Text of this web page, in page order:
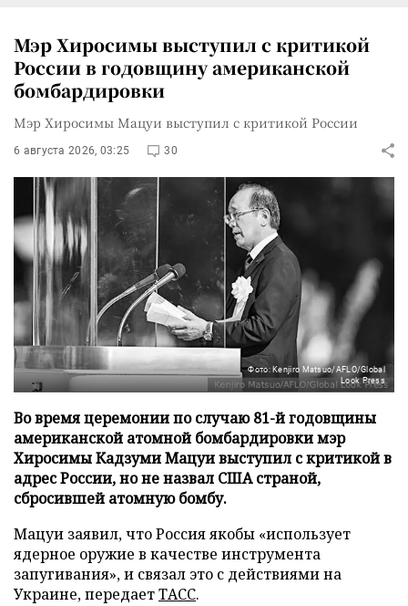
Мэр Хиросимы выступил с критикой
России в годовщину американской
бомбардировки
Мэр Хиросимы Мацуи выступил с критикой России
6 августа 2026, 03:25 30
Фото: Kenjiro Matsuo/AFLO/Global
Look Press
Во время церемонии по случаю 81-й годовщины
американской атомной бомбардировки мэр
Хиросимы Кадзуми Мацуи выступил с критикой в
адрес России, но не назвал США страной,
сбросившей атомную бомбу.
Мацуи заявил, что Россия якобы «использует
ядерное оружие в качестве инструмента
запугивания», и связал это с действиями на
Украине, передаетТАСС.